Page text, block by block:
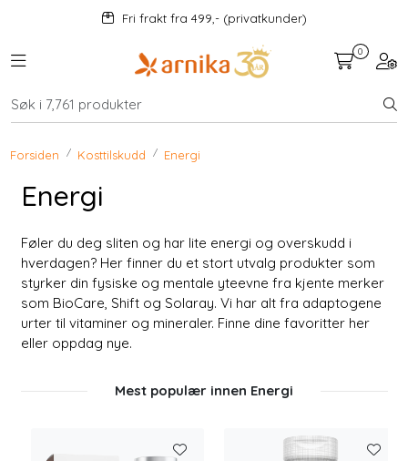
Skip to main content
Fri frakt fra 499,- (privatkunder)
Toggle navigation
0
Forsiden Kosttilskudd Energi
Energi
Føler du deg sliten og har lite energi og overskudd i
hverdagen? Her finner du et stort utvalg produkter som
styrker din fysiske og mentale yteevne fra kjente merker
som BioCare, Shift og Solaray. Vi har alt fra adaptogene
urter til vitaminer og mineraler. Finne dine favoritter her
eller oppdag nye.
Mest populær innen Energi
Mat og drikke
Urter
Hjem og kjøkken
Velvære